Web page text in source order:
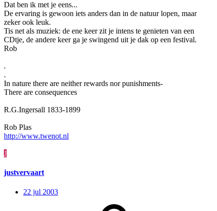
Dat ben ik met je eens...
De ervaring is gewoon iets anders dan in de natuur lopen, maar
zeker ook leuk.
Tis net als muziek: de ene keer zit je intens te genieten van een
CDtje, de andere keer ga je swingend uit je dak op een festival.
Rob
.
.
In nature there are neither rewards nor punishments-
There are consequences
R.G.Ingersall 1833-1899
Rob Plas
http://www.twenot.nl
J
justvervaart
22 jul 2003